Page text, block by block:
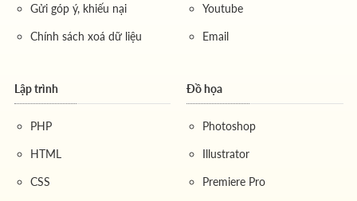
Gửi góp ý, khiếu nại
Chính sách xoá dữ liệu
Youtube
Email
Lập trình
PHP
HTML
CSS
Đồ họa
Photoshop
Illustrator
Premiere Pro